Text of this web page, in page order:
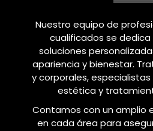
Nuestro equipo de
cualificados se
soluciones
apariencia y bienestar.
y corporales,
estética y
Contamos con un amplio
en cada área para